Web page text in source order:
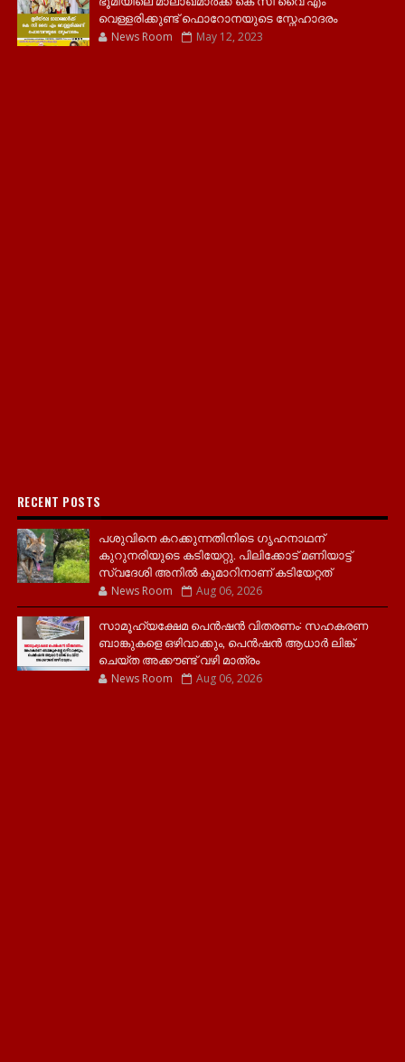
വെള്ളരിക്കുണ്ട് ഫൊറോനയുടെ സ്നേഹാദരം
News Room May 12, 2023
RECENT POSTS
പശുവിനെ കറക്കുന്നതിനിടെ ഗൃഹനാഥന്
കുറുനരിയുടെ കടിയേറ്റു. പിലിക്കോട് മണിയാട്ട്
സ്വദേശി അനിൽ കുമാറിനാണ് കടിയേറ്റത്
News Room Aug 06, 2026
സാമൂ​ഹ്യക്ഷേമ പെൻഷൻ വിതരണം: സഹകരണ
ബാങ്കുകളെ ഒഴിവാക്കും, പെൻഷൻ ആധാർ‌ ലിങ്ക്
ചെയ്ത അക്കൗണ്ട് വഴി മാത്രം
News Room Aug 06, 2026